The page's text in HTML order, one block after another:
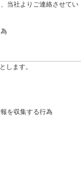
当社よりご連絡させてい
します。
を収集する行為